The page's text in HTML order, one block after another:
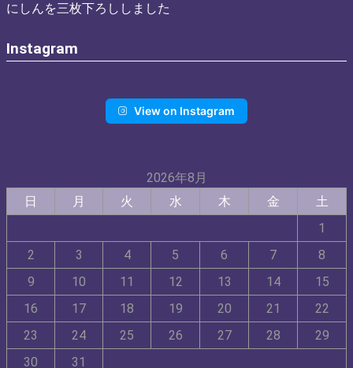
にしんを三枚下ろししました
Instagram
View on Instagram
2026年8月
日
月 火 水 木 金
土
1
2
3 4 5 6 7
8
9
10 11 12 13 14
15
16
17 18 19 20 21
22
23
24 25 26 27 28
29
30
31